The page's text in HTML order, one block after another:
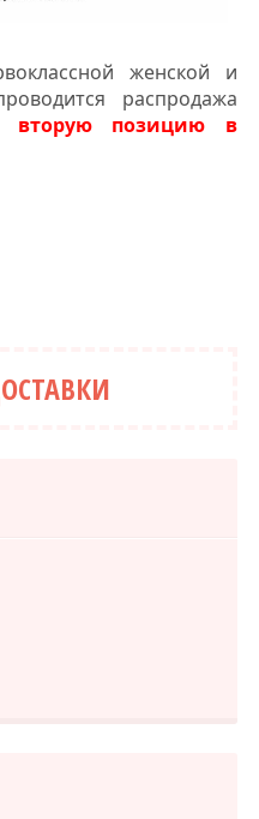
женской и
распродажа
вторую позицию в